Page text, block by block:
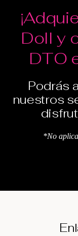
Doll y
DTO
Podrás
nuestros
*No